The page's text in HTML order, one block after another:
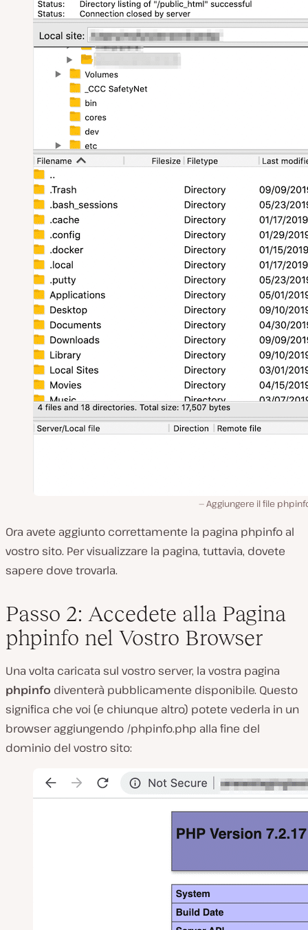
Aggiungere il file
Ora avete aggiunto correttamente la pagina phpinfo al
vostro sito. Per visualizzare la pagina, tuttavia, dovete
sapere dove trovarla.
Passo 2: Accedete alla Pagina
phpinfo nel Vostro Browser
Una volta caricata sul vostro server, la vostra pagina
phpinfo diventerà pubblicamente disponibile. Questo
significa che voi (e chiunque altro) potete vederla in un
browser aggiungendo /phpinfo.php alla fine del
dominio del vostro sito: